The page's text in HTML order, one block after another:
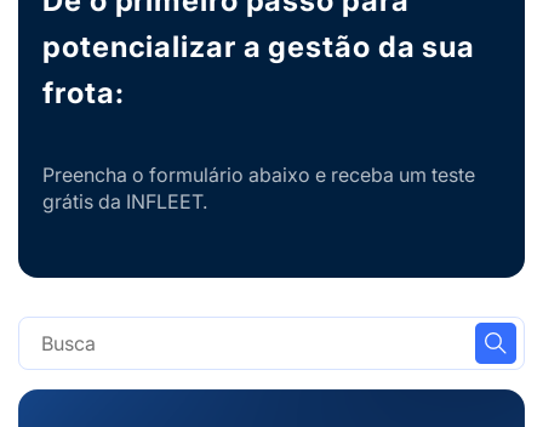
potencializar a gestão da sua
frota:
Preencha o formulário abaixo e receba um teste
grátis da INFLEET.